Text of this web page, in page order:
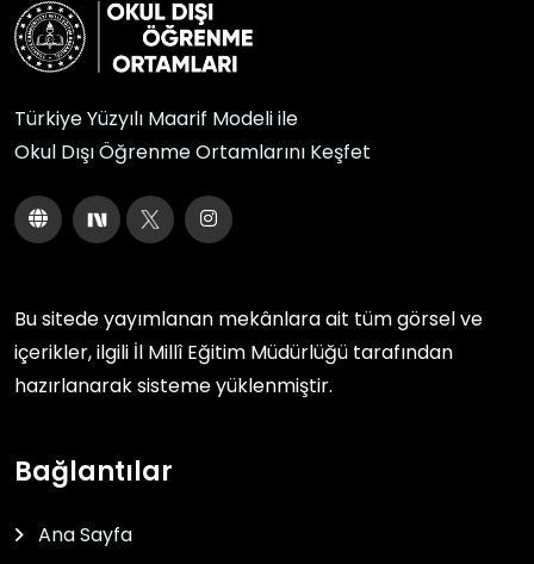
Türkiye Yüzyılı Maarif Modeli ile
Okul Dışı Öğrenme Ortamlarını Keşfet
Bu sitede yayımlanan mekânlara ait tüm görsel ve
içerikler, ilgili İl Millî Eğitim Müdürlüğü tarafından
hazırlanarak sisteme yüklenmiştir.
Bağlantılar
Ana Sayfa